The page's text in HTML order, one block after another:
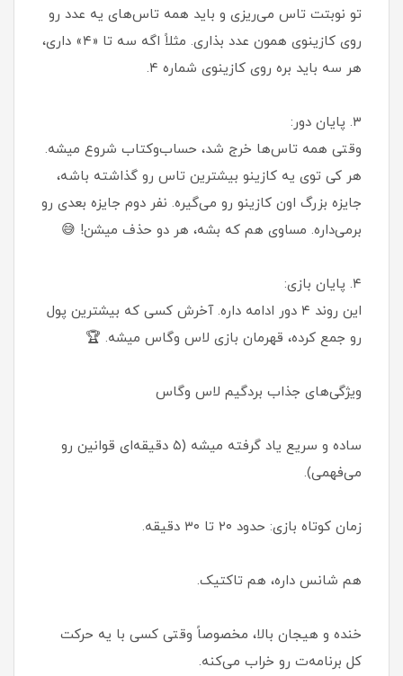
تو نوبتت تاس می‌ریزی و باید همه تاس‌های یه عدد رو
روی کازینوی همون عدد بذاری. مثلاً اگه سه تا «۴» داری،
هر سه باید بره روی کازینوی شماره ۴.
۳. پایان دور:
وقتی همه تاس‌ها خرج شد، حساب‌وکتاب شروع میشه.
هر کی توی یه کازینو بیشترین تاس رو گذاشته باشه،
جایزه بزرگ اون کازینو رو می‌گیره. نفر دوم جایزه بعدی رو
برمی‌داره. مساوی هم که بشه، هر دو حذف میشن! 😅
۴. پایان بازی:
این روند ۴ دور ادامه داره. آخرش کسی که بیشترین پول
رو جمع کرده، قهرمان بازی لاس وگاس میشه. 🏆
ویژگی‌های جذاب بردگیم لاس وگاس
ساده و سریع یاد گرفته میشه (۵ دقیقه‌ای قوانین رو
می‌فهمی).
زمان کوتاه بازی: حدود ۲۰ تا ۳۰ دقیقه.
هم شانس داره، هم تاکتیک.
خنده و هیجان بالا، مخصوصاً وقتی کسی با یه حرکت
کل برنامه‌ت رو خراب می‌کنه.